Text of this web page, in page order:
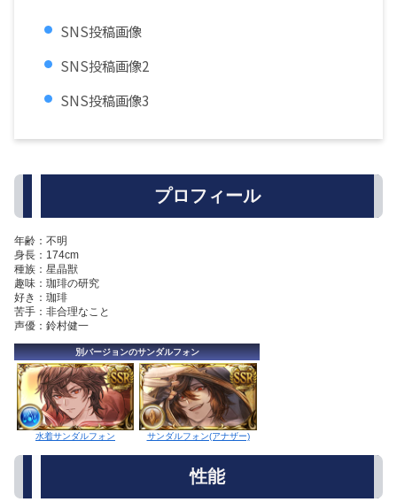
SNS投稿画像
SNS投稿画像2
SNS投稿画像3
プロフィール
年齢：不明
身長：174cm
種族：星晶獣
趣味：珈琲の研究
好き：珈琲
苦手：非合理なこと
声優：鈴村健一
別バージョンのサンダルフォン
水着サンダルフォン サンダルフォン(アナザー)
性能